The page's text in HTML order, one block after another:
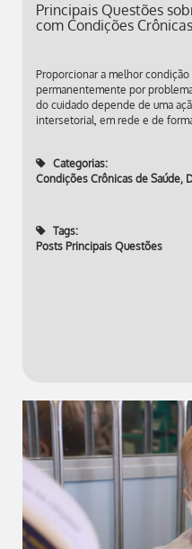
Principais Questões
com Condições
Proporcionar a melhor
permanentemente por
do cuidado depende de uma
intersetorial, em rede e de
Categorias:
Condições Crônicas de Saúde,
Tags:
Posts Principais Questões